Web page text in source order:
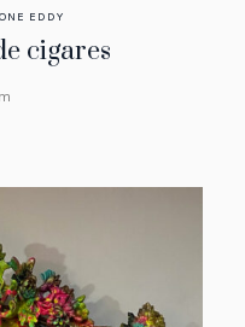
EDDY
cigares